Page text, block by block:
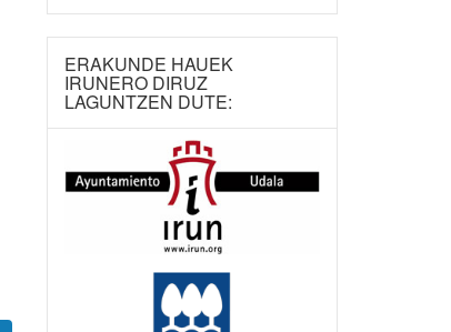
ERAKUNDE HAUEK
IRUNERO DIRUZ
LAGUNTZEN DUTE: